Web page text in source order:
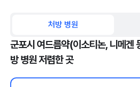
처방 병원
군포시 여드름약(이소티논, 니메겐
방 병원 저렴한 곳